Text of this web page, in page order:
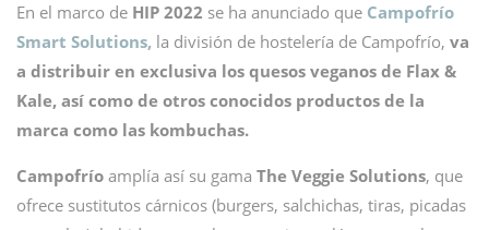
En el marco de HIP 2022 se ha anunciado que Campofrío
Smart Solutions, la división de hostelería de Campofrío, va
a distribuir en exclusiva los quesos veganos de Flax &
Kale, así como de otros conocidos productos de la
marca como las kombuchas.
Campofrío amplía así su gama The Veggie Solutions, que
ofrece sustitutos cárnicos (burgers, salchichas, tiras, picadas